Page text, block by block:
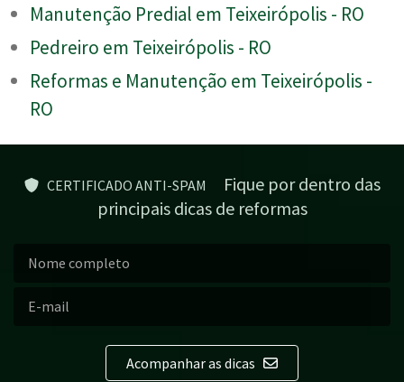
Manutenção Predial em Teixeirópolis - RO
Pedreiro em Teixeirópolis - RO
Reformas e Manutenção em Teixeirópolis -
RO
CERTIFICADO ANTI-SPAM
Fique por dentro das
principais dicas de reformas
Acompanhar as dicas